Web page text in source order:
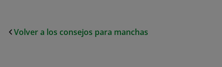
Volver a los consejos para manchas